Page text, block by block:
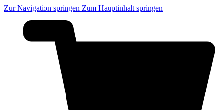
Zur Navigation springen Zum Hauptinhalt springen